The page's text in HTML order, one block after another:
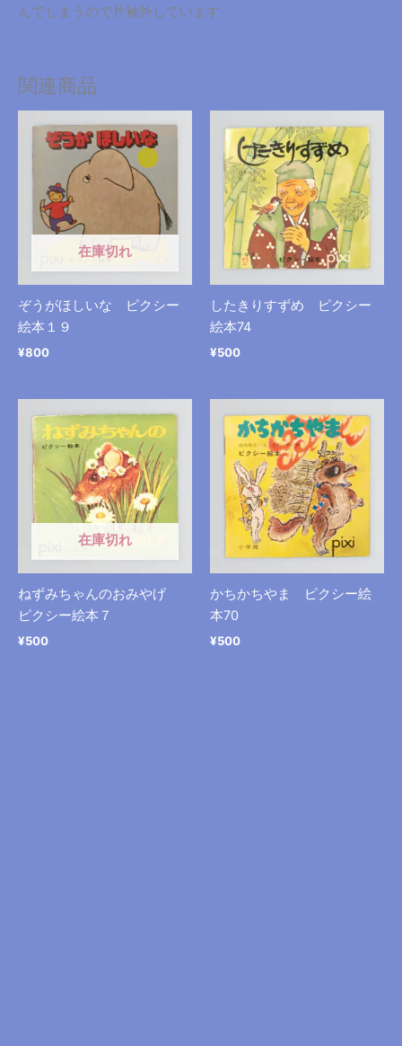
んでしまうので片袖外しています
関連商品
在庫切れ
ぞうがほしいな ピクシー
絵本１９
¥800
したきりすずめ ピクシー
絵本74
¥500
在庫切れ
ねずみちゃんのおみやげ
ピクシー絵本７
¥500
かちかちやま ピクシー絵
本70
¥500